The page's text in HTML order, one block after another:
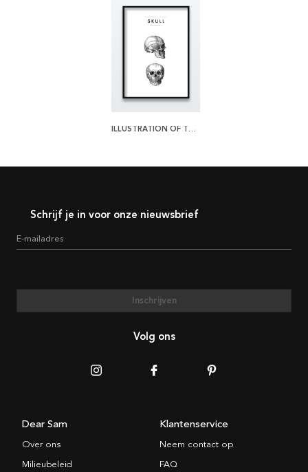
ILLUSTRATION OF THE HUMAN SKULL POSTER
Schrijf je in voor onze nieuwsbrief
E-mailadres
Inschrijven
Volg ons
Dear Sam
Over ons
Milieubeleid
Klantenservice
Neem contact op
FAQ